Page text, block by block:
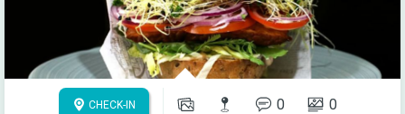
CHECK-IN 0 0